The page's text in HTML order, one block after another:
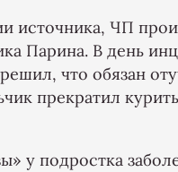
источника, ЧП
Парина. В день
что обязан
прекратил
у подростка